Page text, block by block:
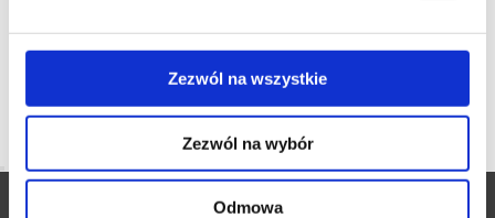
Zezwól na wszystkie
Zezwól na wybór
Odmowa
Zapytaj o produkt